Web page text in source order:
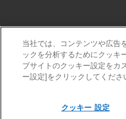
三菱電機
利用規程
個人情報保護方針
© MITSUBISHI ELECTRIC
当社では、コンテンツや広告
ックを分析するためにクッキ
ブサイトのクッキー設定をカ
ー設定]をクリックしてくださ
クッキー 設定